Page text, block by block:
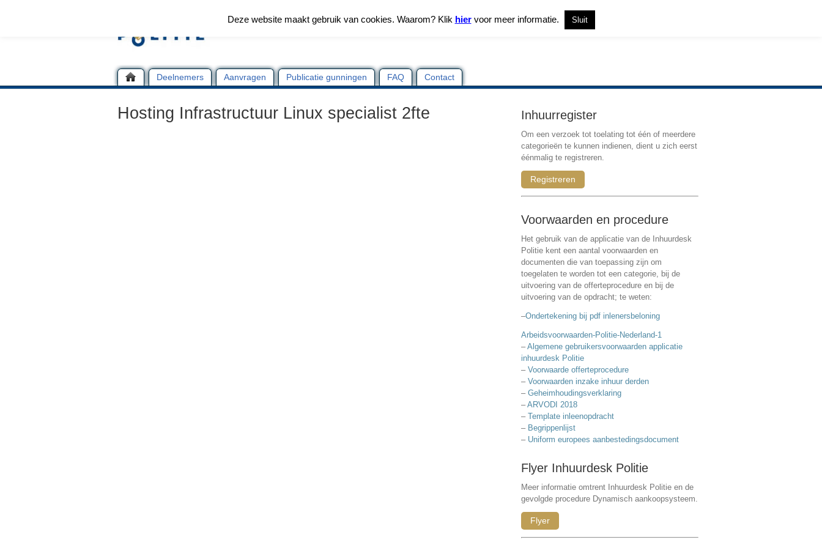
Deelnemers Aanvragen Publicatie gunningen FAQ Contact
Hosting Infrastructuur Linux specialist 2fte Inhuurregister
Om een verzoek tot toelating tot één of meerdere
categorieën te kunnen indienen, dient u zich eerst
éénmalig te registreren.
Registreren
Voorwaarden en procedure
Het gebruik van de applicatie van de Inhuurdesk
Politie kent een aantal voorwaarden en
documenten die van toepassing zijn om
toegelaten te worden tot een categorie, bij de
uitvoering van de offerteprocedure en bij de
uitvoering van de opdracht; te weten:
–Ondertekening bij pdf inlenersbeloning
Arbeidsvoorwaarden-Politie-Nederland-1
–Algemene gebruikersvoorwaarden applicatie
inhuurdesk Politie
– Voorwaarde offerteprocedure
– Voorwaarden inzake inhuur derden
– Geheimhoudingsverklaring
–ARVODI 2018
– Template inleenopdracht
– Begrippenlijst
– Uniform europees aanbestedingsdocument
Flyer Inhuurdesk Politie
Meer informatie omtrent Inhuurdesk Politie en de
gevolgde procedure Dynamisch aankoopsysteem.
Flyer
Deze website maakt gebruik van cookies. Waarom? Klik hiervoor meer informatie. Sluit